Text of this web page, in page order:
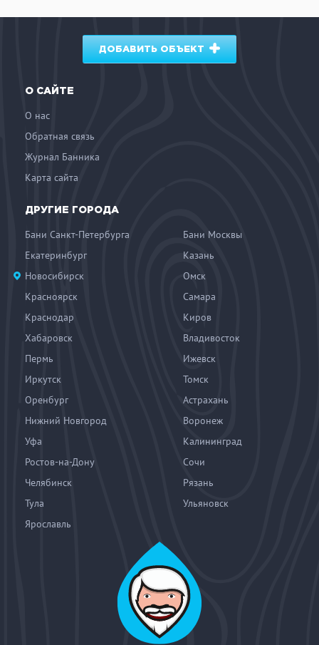
ДОБАВИТЬ ОБЪЕКТ
О САЙТЕ
О нас
Обратная связь
Журнал Банника
Карта сайта
ДРУГИЕ ГОРОДА
Бани Санкт-Петербурга
Бани Москвы
Екатеринбург
Казань
Новосибирск
Омск
Красноярск
Самара
Краснодар
Киров
Хабаровск
Владивосток
Пермь
Ижевск
Иркутск
Томск
Оренбург
Астрахань
Нижний Новгород
Воронеж
Уфа
Калининград
Ростов-на-Дону
Сочи
Челябинск
Рязань
Тула
Ульяновск
Ярославль